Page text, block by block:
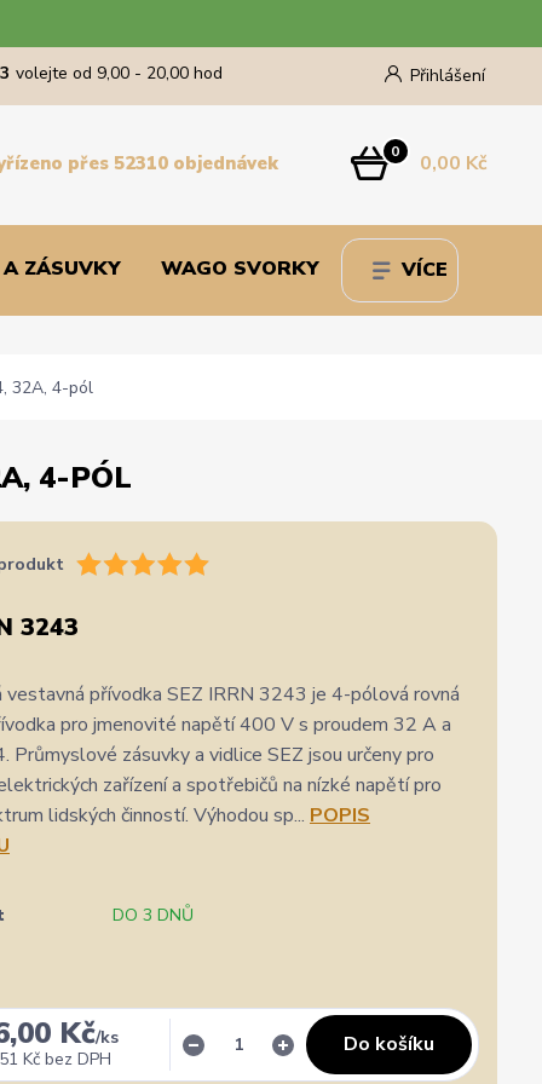
Přihlášení
volejte od 9,00 - 20,00 hod
0 0,00 Kč
přes 52310 objednávek
ZÁSUVKY WAGO SVORKY VÍCE
32A, 4-pól
4-PÓL
3243
vestavná přívodka SEZ IRRN 3243 je 4-pólová rovná
pro jmenovité napětí 400 V s proudem 32 A a
Průmyslové zásuvky a vidlice SEZ jsou určeny pro
zařízení a spotřebičů na nízké napětí pro
lidských činností. Výhodou sp... POPIS
DO 3 DNŮ
Kč/ks
Kč bez DPH
Do košíku